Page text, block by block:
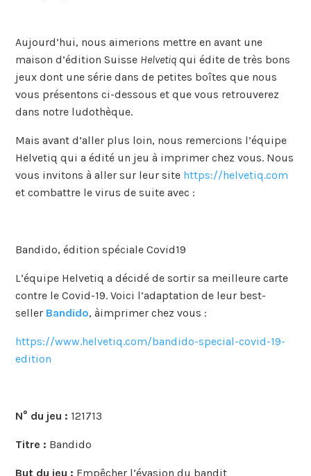
Aujourd’hui, nous aimerions mettre en avant une
maison d’édition Suisse Helvetiq qui édite de très bons
jeux dont une série dans de petites boîtes que nous
vous présentons ci-dessous et que vous retrouverez
dans notre ludothèque.
Mais avant d’aller plus loin, nous remercions l’équipe
Helvetiq qui a édité un jeu à imprimer chez vous. Nous
vous invitons à aller sur leur site https://helvetiq.com
et combattre le virus de suite avec :
Bandido, édition spéciale Covid19
L’équipe Helvetiq a décidé de sortir sa meilleure carte
contre le Covid-19. Voici l’adaptation de leur best-
seller Bandido, àimprimer chez vous :
https://www.helvetiq.com/bandido-special-covid-19-
edition
N° du jeu : 121713
Titre : Bandido
But du jeu : Empêcher l’évasion du bandit